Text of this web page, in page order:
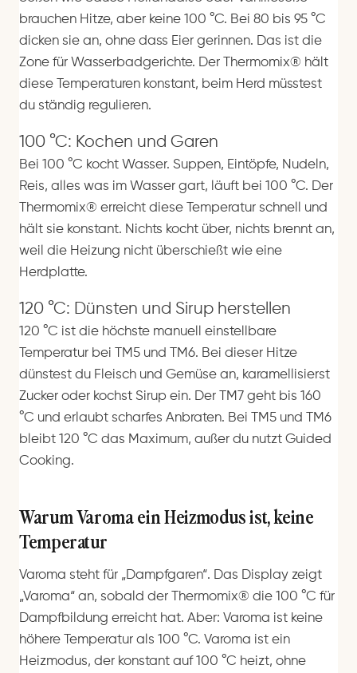
brauchen Hitze, aber keine 100 °C. Bei 80 bis 95 °C
dicken sie an, ohne dass Eier gerinnen. Das ist die
Zone für Wasserbadgerichte. Der Thermomix® hält
diese Temperaturen konstant, beim Herd müsstest
du ständig regulieren.
100 °C: Kochen und Garen
Bei 100 °C kocht Wasser. Suppen, Eintöpfe, Nudeln,
Reis, alles was im Wasser gart, läuft bei 100 °C. Der
Thermomix® erreicht diese Temperatur schnell und
hält sie konstant. Nichts kocht über, nichts brennt an,
weil die Heizung nicht überschießt wie eine
Herdplatte.
120 °C: Dünsten und Sirup herstellen
120 °C ist die höchste manuell einstellbare
Temperatur bei TM5 und TM6. Bei dieser Hitze
dünstest du Fleisch und Gemüse an, karamellisierst
Zucker oder kochst Sirup ein. Der TM7 geht bis 160
°C und erlaubt scharfes Anbraten. Bei TM5 und TM6
bleibt 120 °C das Maximum, außer du nutzt Guided
Cooking.
Warum Varoma ein Heizmodus ist, keine
Temperatur
Varoma steht für „Dampfgaren“. Das Display zeigt
„Varoma“ an, sobald der Thermomix® die 100 °C für
Dampfbildung erreicht hat. Aber: Varoma ist keine
höhere Temperatur als 100 °C. Varoma ist ein
Heizmodus, der konstant auf 100 °C heizt, ohne